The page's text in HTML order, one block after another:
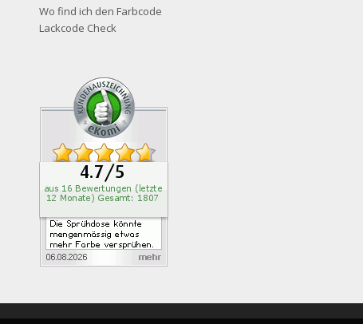
Wo find ich den Farbcode
Lackcode Check